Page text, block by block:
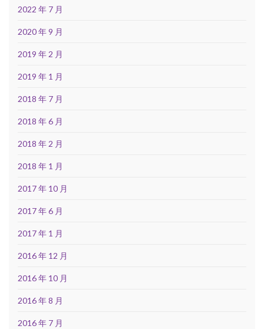
2022 年 7 月
2020 年 9 月
2019 年 2 月
2019 年 1 月
2018 年 7 月
2018 年 6 月
2018 年 2 月
2018 年 1 月
2017 年 10 月
2017 年 6 月
2017 年 1 月
2016 年 12 月
2016 年 10 月
2016 年 8 月
2016 年 7 月